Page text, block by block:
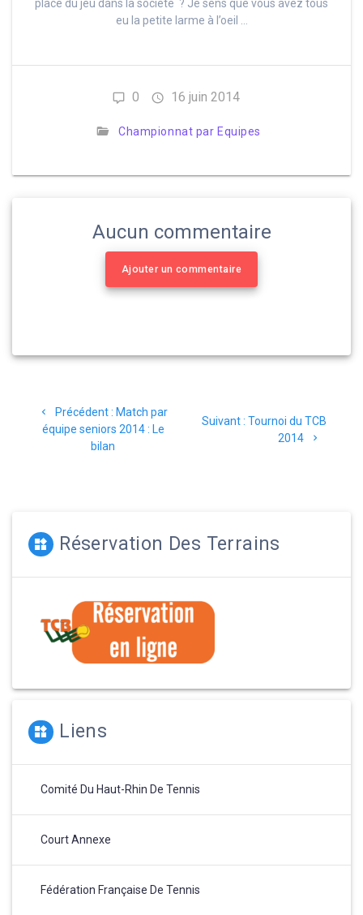
place du jeu dans la société ? Je sens que vous avez tous
eu la petite larme à l’oeil …
0 16 juin 2014
Championnat par Equipes
Aucun commentaire
Ajouter un commentaire
de
Précédent : Article
précédent
Match par
équipe seniors 2014 : Le
bilan
Suivant : Article
suivant
Tournoi du TCB
2014
Réservation Des Terrains
Liens
Comité Du Haut-Rhin De Tennis
Court Annexe
Fédération Française De Tennis